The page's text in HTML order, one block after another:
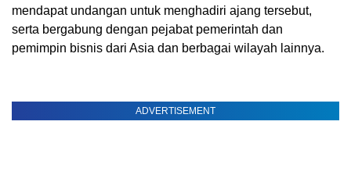
mendapat undangan untuk menghadiri ajang tersebut,
serta bergabung dengan pejabat pemerintah dan
pemimpin bisnis dari Asia dan berbagai wilayah lainnya.
ADVERTISEMENT